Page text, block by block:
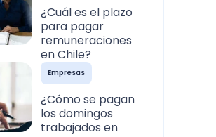
¿Cuál es el plazo
para pagar
remuneraciones
en Chile?
Empresas
¿Cómo se pagan
los domingos
trabajados en